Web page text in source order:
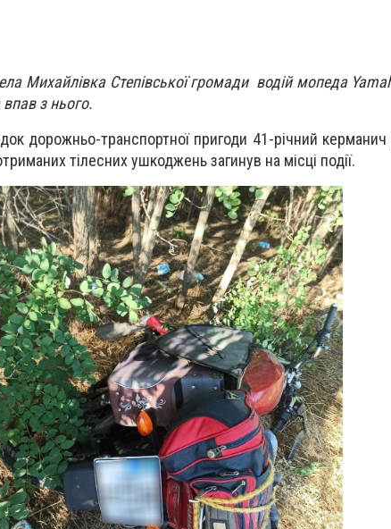
Михайлівка Степівської громади водій мопеда
з нього.
дорожньо-транспортної пригоди 41-річний керманич
тілесних ушкоджень загинув на місці події.